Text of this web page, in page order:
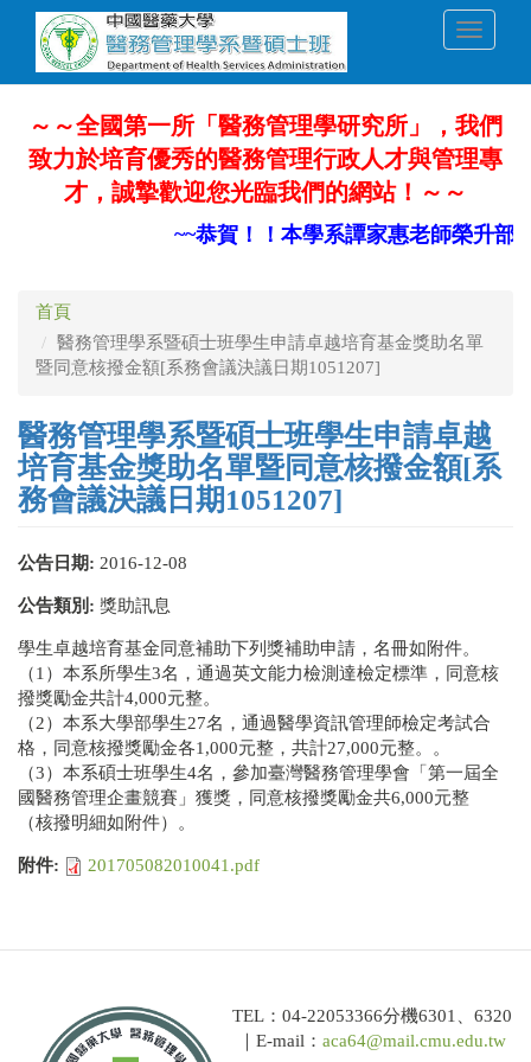
內
Toggle
～～全國第一所「醫務管理學研究所」，我們
致力於培育優秀的醫務管理行政人才與管理專
才，誠摯歡迎您光臨我們的網站！～～
~~恭賀！！本學系譚家惠老師榮升部
首頁
醫務管理學系暨碩士班學生申請卓越培育基金獎助名單
暨同意核撥金額[系務會議決議日期1051207]
醫務管理學系暨碩士班學生申請卓越
培育基金獎助名單暨同意核撥金額[系
務會議決議日期1051207]
公告日期: 2016-12-08
公告類別: 獎助訊息
學生卓越培育基金同意補助下列獎補助申請，名冊如附件。
（1）本系所學生3名，通過英文能力檢測達檢定標準，同意核
撥獎勵金共計4,000元整。
（2）本系大學部學生27名，通過醫學資訊管理師檢定考試合
格，同意核撥獎勵金各1,000元整，共計27,000元整。。
（3）本系碩士班學生4名，參加臺灣醫務管理學會「第一屆全
國醫務管理企畫競賽」獲獎，同意核撥獎勵金共6,000元整
（核撥明細如附件）。
附件: 201705082010041.pdf
TEL：04-22053366分機6301、6320
｜E-mail： aca64@mail.cmu.edu.tw